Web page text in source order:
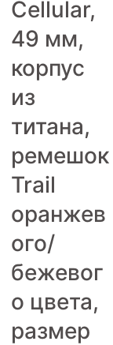
Cellular,
49 мм,
корпус
из
титана,
ремешок
Trail
оранжев
ого/
бежевог
о цвета,
размер